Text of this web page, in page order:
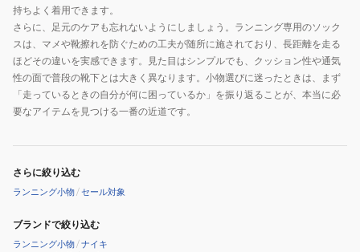
持ちよく着用できます。
さらに、足元のケアも忘れないようにしましょう。ランニング専用のソック
スは、マメや靴擦れを防ぐための工夫が随所に施されており、長距離を走る
ほどその違いを実感できます。見た目はシンプルでも、クッション性や通気
性の面で普段の靴下とは大きく異なります。小物選びに迷ったときは、まず
「走っているときの自分が何に困っているか」を振り返ることが、本当に必
要なアイテムを見つける一番の近道です。
さらに絞り込む
ランニング小物/セール対象
ブランドで絞り込む
ランニング小物/ナイキ